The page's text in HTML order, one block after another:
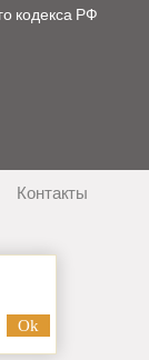
кодекса РФ
Контакты